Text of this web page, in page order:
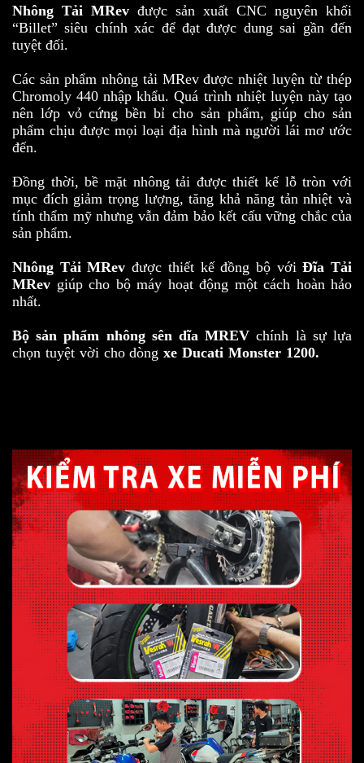
Nhông Tải MRev được sản xuất CNC nguyên khối
“Billet” siêu chính xác để đạt được dung sai gần đến
tuyệt đối.
Các sản phẩm nhông tải MRev được nhiệt luyện từ thép
Chromoly 440 nhập khẩu. Quá trình nhiệt luyện này tạo
nên lớp vỏ cứng bền bỉ cho sản phẩm, giúp cho sản
phẩm chịu được mọi loại địa hình mà người lái mơ ước
đến.
Đồng thời, bề mặt nhông tải được thiết kế lỗ tròn với
mục đích giảm trọng lượng, tăng khả năng tản nhiệt và
tính thẩm mỹ nhưng vẫn đảm bảo kết cấu vững chắc của
sản phẩm.
Nhông Tải MRev được thiết kế đồng bộ vớiĐĩa Tải
MRev giúp cho bộ máy hoạt động một cách hoàn hảo
nhất.
Bộ sản phẩm nhông sên dĩa MREVchính là sự lựa
chọn tuyệt vời cho dòngxe Ducati Monster 1200.